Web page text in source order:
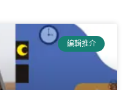
編輯推介